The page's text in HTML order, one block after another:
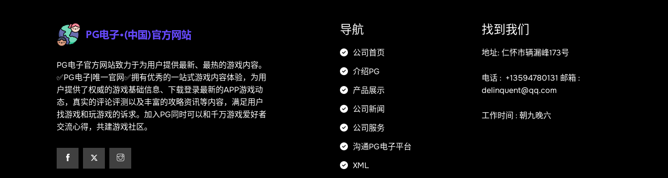
PG电子官方网站致力于为用户提供最新、最热的游戏内容。
✅PG电子|唯一官网✅拥有优秀的一站式游戏内容体验，为用
户提供了权威的游戏基础信息、下载登录最新的APP游戏动
态，真实的评论评测以及丰富的攻略资讯等内容，满足用户
找游戏和玩游戏的诉求。加入PG同时可以和千万游戏爱好者
交流心得，共建游戏社区。
导航
公司首页
介绍PG
产品展示
公司新闻
公司服务
沟通PG电子平台
XML
找到我们
地址: 仁怀市辆漏峰173号
电话 : +13594780131 邮箱 :
delinquent@qq.com
工作时间 : 朝九晚六